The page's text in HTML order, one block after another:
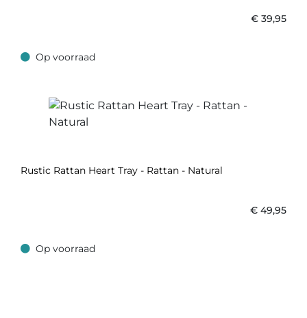
€ 39,95
Op voorraad
Op voorraad
Rustic Rattan Heart Tray - Rattan - Natural
€ 49,95
Op voorraad
Op voorraad